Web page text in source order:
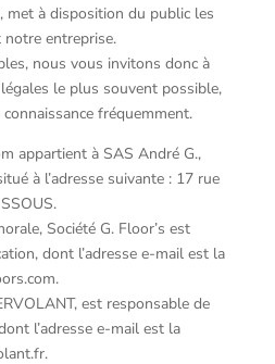
met à disposition du public les
entreprise.
nous vous invitons donc à
le plus souvent possible,
fréquemment.
appartient à SAS André G.,
à l’adresse suivante : 17 rue
Société G. Floor’s est
dont l’adresse e-mail est la
est responsable de
l’adresse e-mail est la